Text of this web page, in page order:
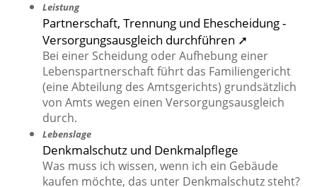
Leistung
Partnerschaft, Trennung und Ehescheidung -
Versorgungsausgleich durchführen ➚
Bei einer Scheidung oder Aufhebung einer
Lebenspartnerschaft führt das Familiengericht
(eine Abteilung des Amtsgerichts) grundsätzlich
von Amts wegen einen Versorgungsausgleich
durch.
Lebenslage
Denkmalschutz und Denkmalpflege
Was muss ich wissen, wenn ich ein Gebäude
kaufen möchte, das unter Denkmalschutz steht?